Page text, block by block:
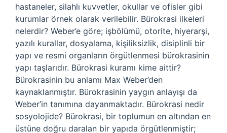
hastaneler, silahlı kuvvetler, okullar ve ofisler gibi
kurumlar örnek olarak verilebilir. Bürokrasi ilkeleri
nelerdir? Weber’e göre; işbölümü, otorite, hiyerarşi,
yazılı kurallar, dosyalama, kişiliksizlik, disiplinli bir
yapı ve resmi organların örgütlenmesi bürokrasinin
yapı taşlarıdır. Bürokrasi kuramı kime aittir?
Bürokrasinin bu anlamı Max Weber’den
kaynaklanmıştır. Bürokrasinin yaygın anlayışı da
Weber’in tanımına dayanmaktadır. Bürokrasi nedir
sosyolojide? Bürokrasi, bir toplumun en altından en
üstüne doğru daralan bir yapıda örgütlenmiştir;